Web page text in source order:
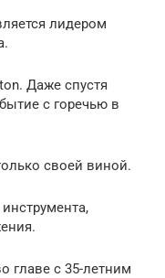
лидером
Даже спустя
с горечью в
своей виной.
главе с 35-летним